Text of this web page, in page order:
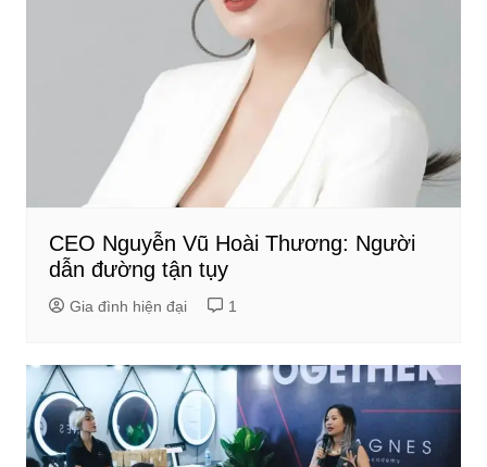
CEO Nguyễn Vũ Hoài Thương: Người
dẫn đường tận tụy
Gia đình hiện đại 1